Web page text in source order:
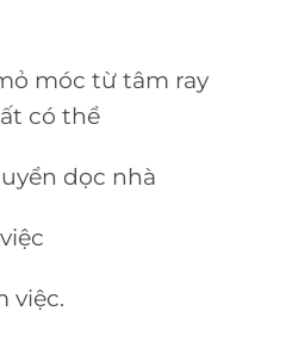
móc từ tâm ray
có thể
dọc nhà
việc.